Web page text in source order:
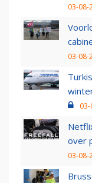
03-08-
03-08-
over
03-08-